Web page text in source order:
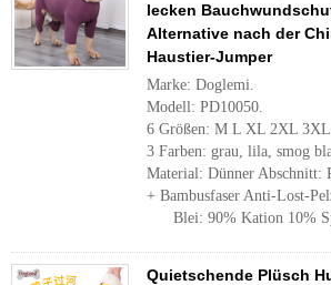
lecken
Alternative nach der
Haustier-Jumper
Marke: Doglemi.
Modell: PD10050.
6 Größen: M L XL 2XL
3 Farben: grau, lila, smog
Material: Dünner Abschnitt:
+ Bambusfaser Anti-Lost-
Blei: 90% Kation 10%
Quietschende Plüsch